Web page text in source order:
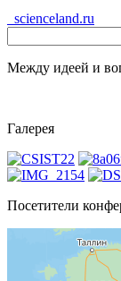
scienceland.ru
Между идеей и
Галерея
Посетители